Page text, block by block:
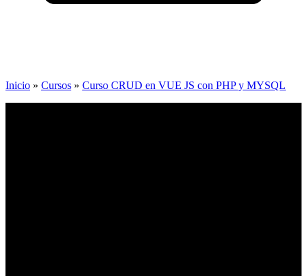
Inicio » Cursos » Curso CRUD en VUE JS con PHP y MYSQL